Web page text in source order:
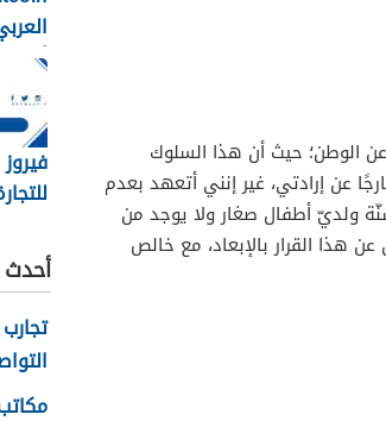
عن الوطن؛ حيث أن هذا السلوك
عن إرادتي، غير إنني أتعهد بعدم
ولديّ أطفال صغار ولا يوجد من
هذا القرار بالإبعاد، مع خالص
أحدث